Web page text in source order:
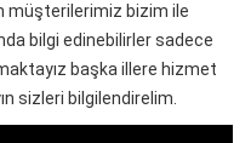
müşterilerimiz bizim ile
bilgi edinebilirler sadece
başka illere hizmet
sizleri bilgilendirelim.